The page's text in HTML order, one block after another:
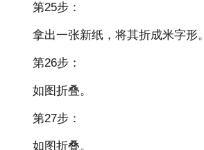
第25步：
拿出一张新纸，将其折成米字形。
第26步：
如图折叠。
第27步：
如图折叠。